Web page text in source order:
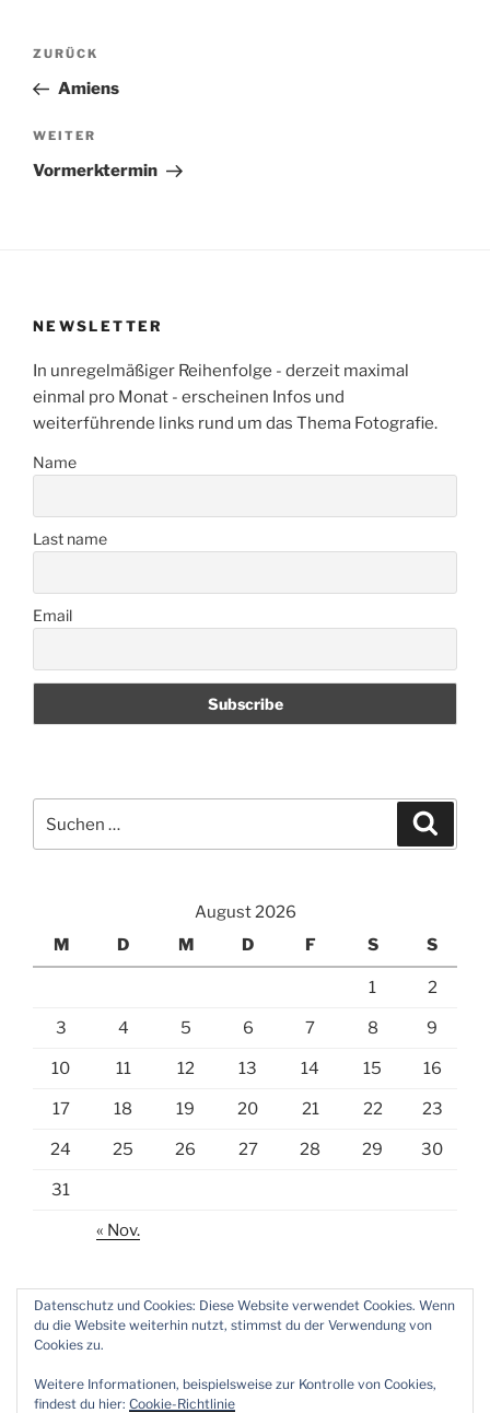
Beitragsnavigation
Vorheriger
Beitrag
ZURÜCK
Amiens
Nächster
Beitrag
WEITER
Vormerktermin
NEWSLETTER
In unregelmäßiger Reihenfolge - derzeit maximal
einmal pro Monat - erscheinen Infos und
weiterführende links rund um das Thema Fotografie.
Name
Last name
Email
nach:
August 2026
M
D M D F S S
1 2
3 4 5 6 7 8 9
10 11 12 13 14 15 16
17 18 19 20 21 22 23
24 25 26 27 28 29 30
31
« Nov.
Mail
Datenschutz und Cookies: Diese Website verwendet Cookies. Wenn
du die Website weiterhin nutzt, stimmst du der Verwendung von
Cookies zu.
Weitere Informationen, beispielsweise zur Kontrolle von Cookies,
findest du hier: Cookie-Richtlinie